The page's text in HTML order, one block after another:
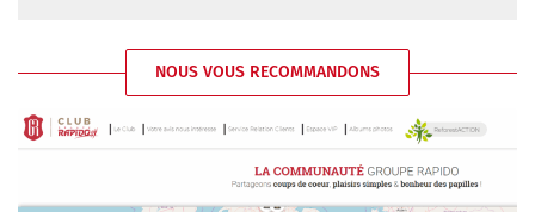
NOUS VOUS RECOMMANDONS